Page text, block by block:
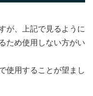
が、上記で見るように
ため使用しない方がい
使用することが望まし